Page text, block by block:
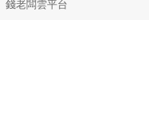
錢老闆雲平台